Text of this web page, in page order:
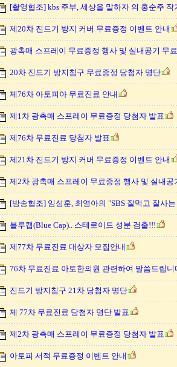
[촬영협조] kbs 주부, 세상을 말하자 의 홍순주 작
제20차 진드기 방지 커버 무료증정 이벤트 안내
광촉매 스프레이 무료증정 행사 및 실내공기 무
20차 진드기 방지침구 무료증정 당첨자 명단
제76차 아토피아 무료진료 안내
제1차 광촉매 스프레이 무료증정 당첨자 발표
제76차 무료진료 당첨자 발표
제21차 진드기 방지 커버 무료증정 이벤트 안내
제2차 광촉매 스프레이 무료증정 행사 및 실내공
[방송협조] 임성훈, 최영아의 "SBS 잘먹고 잘사
블루캡(Blue Cap).. 스테로이드 성분 검출!!!
제77차 무료진료 대상자 모집안내
76차 무료진료 아토한의원 관련하여 말씀드립니
진드기 방지침구 21차 당첨자 명단
제 77차 무료진료 당첨자 명단 발표
제2차 광촉매 스프레이 무료증정 당첨자 발표
아토피 서적 무료증정 이벤트 안내